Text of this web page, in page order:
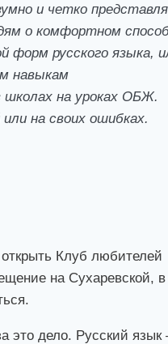
и четко
о комфортном
форм русского языка,
навыкам
школах на уроках ОБЖ.
на своих ошибках.
Клуб любителей
на Сухаревской, в
это дело. Русский язык